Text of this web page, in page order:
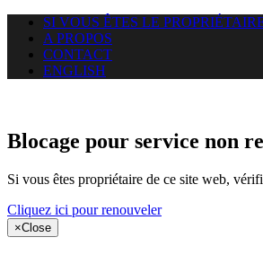
SI VOUS ÊTES LE
A PROPOS
CONTACT
ENGLISH
Blocage pour service non
Si vous êtes propriétaire de ce site web,
Cliquez ici pour renouveler
×Close